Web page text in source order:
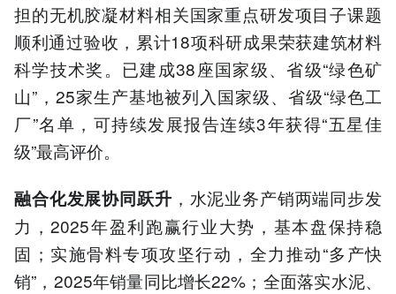
担的无机胶凝材料相关国家重点研发项目子课题
顺利通过验收，累计18项科研成果荣获建筑材料
科学技术奖。已建成38座国家级、省级“绿色矿
山”，25家生产基地被列入国家级、省级“绿色工
厂”名单，可持续发展报告连续3年获得“五星佳
级”最高评价。
融合化发展协同跃升 ，水泥业务产销两端同步发
力，2025年盈利跑赢行业大势，基本盘保持稳
固；实施骨料专项攻坚行动，全力推动“多产快
销”，2025年销量同比增长22%；全面落实水泥、